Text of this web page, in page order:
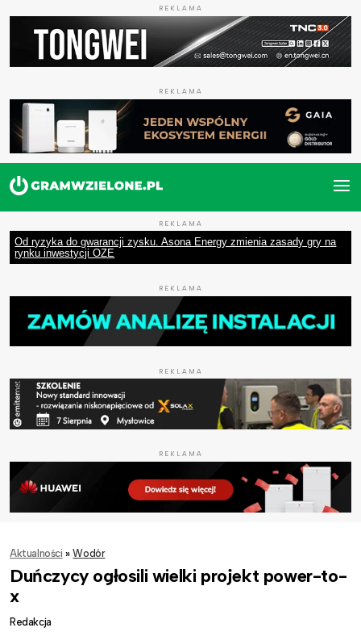
REKLAMA
REKLAMA
REKLAMA
Od ryzyka do gwarancji zysku. Asona Energy zmienia zasady gry na
rynku inwestycji OZE
REKLAMA
REKLAMA
REKLAMA
Aktualności » Wodór
Duńczycy ogłosili wielki projekt power-to-
x
Redakcja